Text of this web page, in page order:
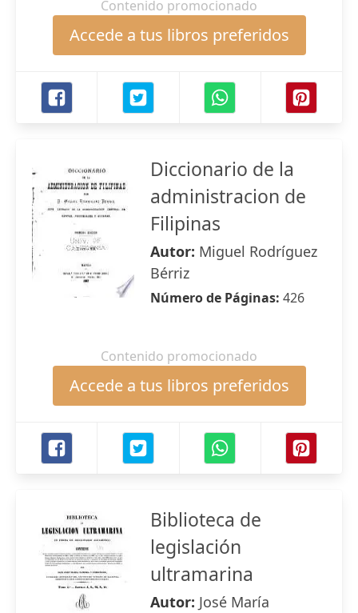
Contenido promocionado
Accede a tus libros preferidos
Diccionario de la
administracion de
Filipinas
Autor: Miguel Rodríguez
Bérriz
Número de Páginas: 426
Contenido promocionado
Accede a tus libros preferidos
Biblioteca de
legislación
ultramarina
Autor: José María